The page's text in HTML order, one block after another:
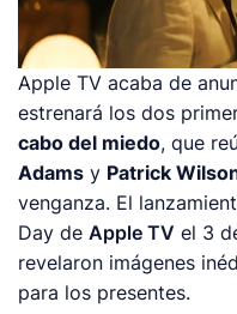
Apple TV acaba de
estrenará los dos
cabo del miedo, que
Adams y Patrick
venganza. El
Day deApple TV el 3
revelaron imágenes
para los presentes.